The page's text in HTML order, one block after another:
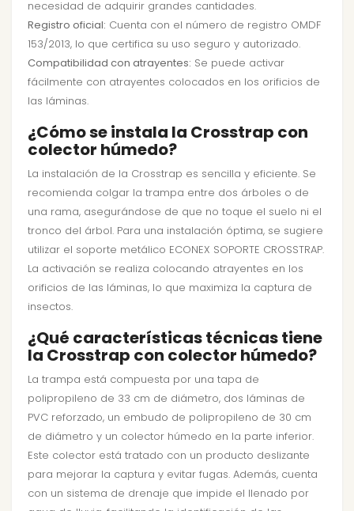
necesidad de adquirir grandes cantidades.
Registro oficial: Cuenta con el número de registro OMDF
153/2013, lo que certifica su uso seguro y autorizado.
Compatibilidad con atrayentes: Se puede activar
fácilmente con atrayentes colocados en los orificios de
las láminas.
¿Cómo se instala la Crosstrap con
colector húmedo?
La instalación de la Crosstrap es sencilla y eficiente. Se
recomienda colgar la trampa entre dos árboles o de
una rama, asegurándose de que no toque el suelo ni el
tronco del árbol. Para una instalación óptima, se sugiere
utilizar el soporte metálico ECONEX SOPORTE CROSSTRAP.
La activación se realiza colocando atrayentes en los
orificios de las láminas, lo que maximiza la captura de
insectos.
¿Qué características técnicas tiene
la Crosstrap con colector húmedo?
La trampa está compuesta por una tapa de
polipropileno de 33 cm de diámetro, dos láminas de
PVC reforzado, un embudo de polipropileno de 30 cm
de diámetro y un colector húmedo en la parte inferior.
Este colector está tratado con un producto deslizante
para mejorar la captura y evitar fugas. Además, cuenta
con un sistema de drenaje que impide el llenado por